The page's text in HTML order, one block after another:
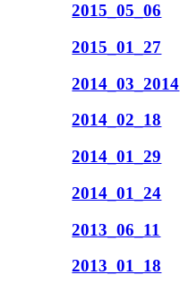
2015_05_06
2015_01_27
2014_03_2014
2014_02_18
2014_01_29
2014_01_24
2013_06_11
2013_01_18